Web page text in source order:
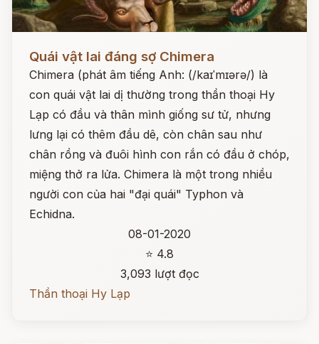
Quái vật lai đáng sợ Chimera
Chimera (phát âm tiếng Anh: (/kaɪˈmɪərə/) là
con quái vật lai dị thường trong thần thoại Hy
Lạp có đầu và thân mình giống sư tử, nhưng
lưng lại có thêm đầu dê, còn chân sau như
chân rồng và đuôi hình con rắn có đầu ở chóp,
miệng thở ra lửa. Chimera là một trong nhiều
người con của hai "đại quái" Typhon và
Echidna.
08-01-2020
⭐ 4.8
3,093 lượt đọc
Thần thoại Hy Lạp